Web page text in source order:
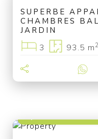
SUPERBE
CHAMBRES
JARDIN
3 93.5 m2